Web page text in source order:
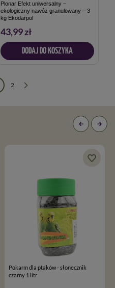
Plonar Efekt uniwersalny –
ekologiczny nawóz granulowany – 3
kg Ekodarpol
43,99 zł
DODAJ DO KOSZYKA
2
Pokarm dla ptaków - słonecznik
czarny 1 litr